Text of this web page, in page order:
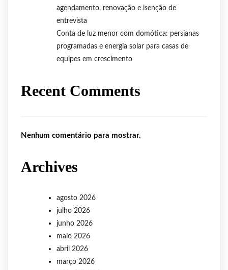
agendamento, renovação e isenção de
entrevista
Conta de luz menor com domótica: persianas
programadas e energia solar para casas de
equipes em crescimento
Recent Comments
Nenhum comentário para mostrar.
Archives
agosto 2026
julho 2026
junho 2026
maio 2026
abril 2026
março 2026